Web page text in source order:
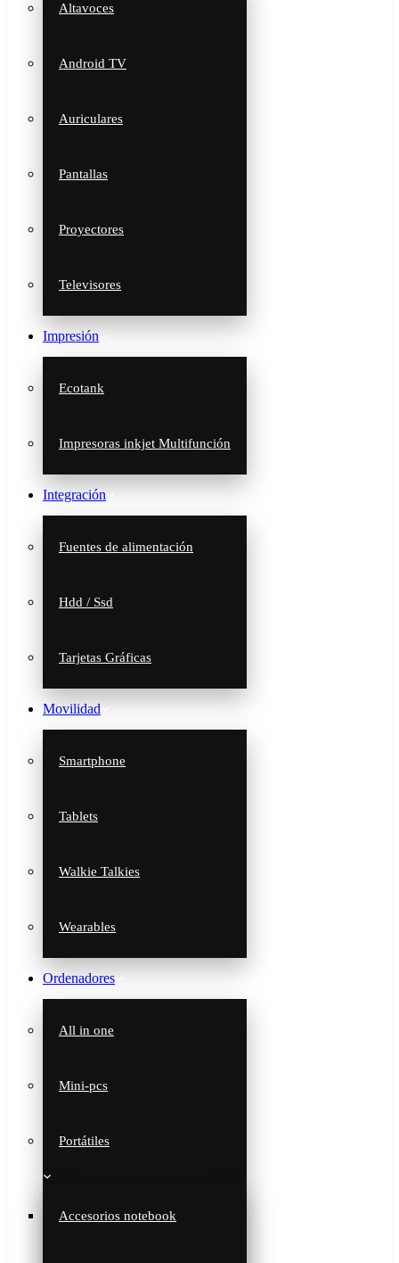
Altavoces
Android TV
Auriculares
Pantallas
Proyectores
Televisores
Impresión
Ecotank
Impresoras inkjet Multifunción
Integración
Fuentes de alimentación
Hdd / Ssd
Tarjetas Gráficas
Movilidad
Smartphone
Tablets
Walkie Talkies
Wearables
Ordenadores
All in one
Mini-pcs
Portátiles
Accesorios notebook